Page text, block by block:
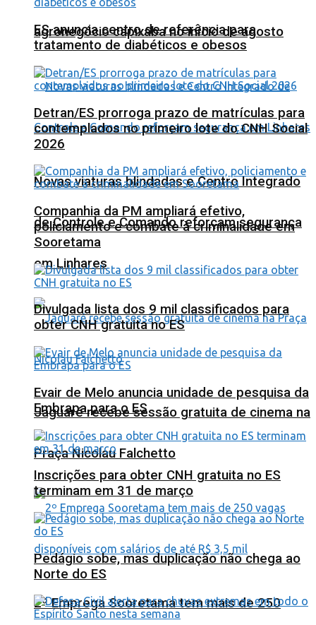
agronegócio capixaba no início de agosto
Novas viaturas blindadas e Centro Integrado
de Controle e Comando reforçam segurança
em Linhares
Jaguaré recebe sessão gratuita de cinema na
Praça Nicolau Falchetto
2º Emprega Sooretama tem mais de 250
ES anuncia centro de referência para
tratamento de diabéticos e obesos
Detran/ES prorroga prazo de matrículas para
contemplados no primeiro lote do CNH Social
2026
Companhia da PM ampliará efetivo,
policiamento e combate à criminalidade em
Sooretama
Divulgada lista dos 9 mil classificados para
obter CNH gratuita no ES
Evair de Melo anuncia unidade de pesquisa da
Embrapa para o ES
Inscrições para obter CNH gratuita no ES
terminam em 31 de março
Pedágio sobe, mas duplicação não chega ao
Norte do ES